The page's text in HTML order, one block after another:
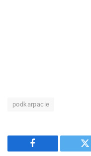
podkarpacie
Facebook